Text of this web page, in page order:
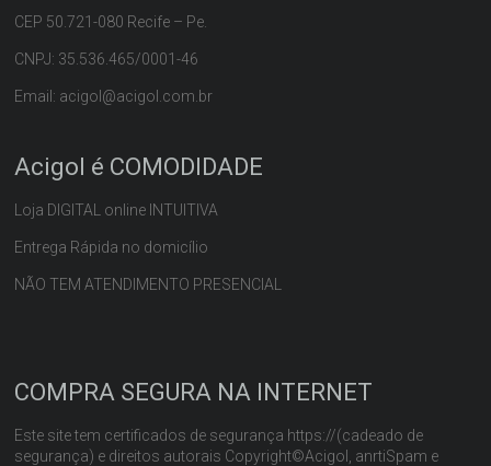
CEP 50.721-080 Recife – Pe.
CNPJ: 35.536.465/0001-46
Email: acigol@acigol.com.br
Acigol é COMODIDADE
Loja DIGITAL online INTUITIVA
Entrega Rápida no domicílio
NÃO TEM ATENDIMENTO PRESENCIAL
COMPRA SEGURA NA INTERNET
Este site tem certificados de segurança https://(cadeado de
segurança) e direitos autorais Copyright©Acigol, anrtiSpam e